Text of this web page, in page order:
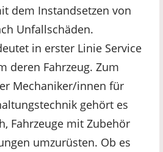
dem Instandsetzen von
Unfallschäden.
in erster Linie Service
deren Fahrzeug. Zum
Mechaniker/innen für
gehört es
Fahrzeuge mit Zubehör
umzurüsten. Ob es